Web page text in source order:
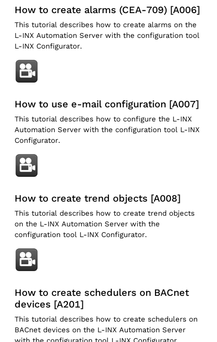
How to create alarms (CEA-709) [A006]
This tutorial describes how to create alarms on the
L-INX Automation Server with the configuration tool
L-INX Configurator.
How to use e-mail configuration [A007]
This tutorial describes how to configure the L-INX
Automation Server with the configuration tool L-INX
Configurator.
How to create trend objects [A008]
This tutorial describes how to create trend objects
on the L-INX Automation Server with the
configuration tool L-INX Configurator.
How to create schedulers on BACnet
devices [A201]
This tutorial describes how to create schedulers on
BACnet devices on the L-INX Automation Server